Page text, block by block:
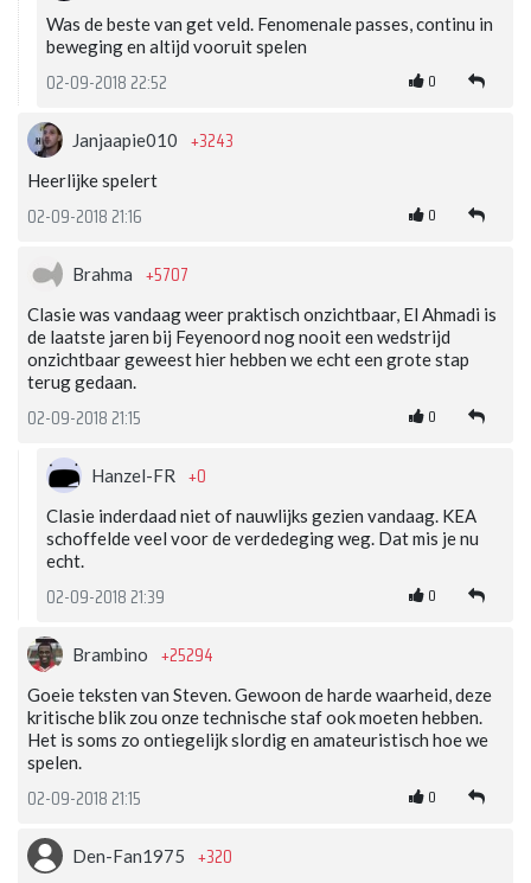
Was de beste van get veld. Fenomenale passes, continu in
beweging en altijd vooruit spelen
02-09-2018 22:52 0
Janjaapie010 +3243
Heerlijke spelert
02-09-2018 21:16 0
Brahma +5707
Clasie was vandaag weer praktisch onzichtbaar, El Ahmadi is
de laatste jaren bij Feyenoord nog nooit een wedstrijd
onzichtbaar geweest hier hebben we echt een grote stap
terug gedaan.
02-09-2018 21:15 0
Hanzel-FR +0
Clasie inderdaad niet of nauwlijks gezien vandaag. KEA
schoffelde veel voor de verdedeging weg. Dat mis je nu
echt.
02-09-2018 21:39 0
Brambino +25294
Goeie teksten van Steven. Gewoon de harde waarheid, deze
kritische blik zou onze technische staf ook moeten hebben.
Het is soms zo ontiegelijk slordig en amateuristisch hoe we
spelen.
02-09-2018 21:15 0
Den-Fan1975 +320